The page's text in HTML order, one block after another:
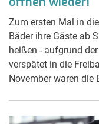
Zum ersten Mal in
Bäder ihre Gäste ab
heißen - aufgrund
verspätet in die
November waren die